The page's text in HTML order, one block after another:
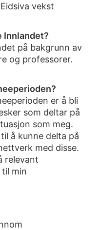
Eidsiva vekst
Innlandet?
på bakgrunn av
og professorer.
er å bli
som deltar på
som meg.
å kunne delta på
med disse.
relevant
min